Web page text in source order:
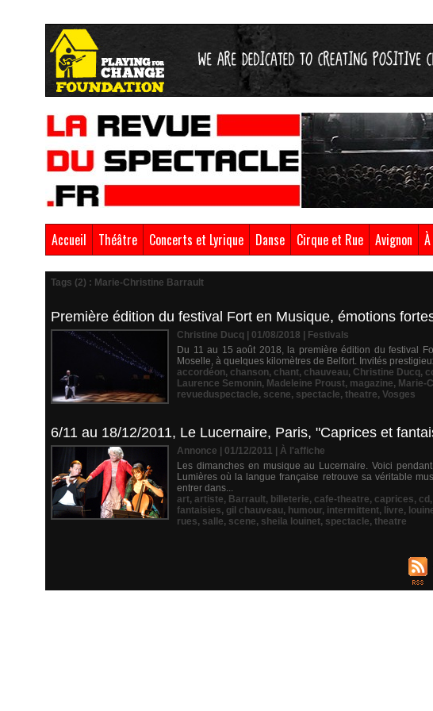
Accueil Théâtre Concerts et Lyrique Danse Cirque et Rue Avignon
Tags (2) : Marie-Christine Barrault
Première édition du festival Fort en Musique, émotions
Christine Ducq | 01/08/2018
Festivals
Du 11 au 15 août 2018, la première édition du festival
Moselle, à quelques kilomètres de Belfort. Invités
accordéon, chanson, chant, chauveau, Christine Ducq,
Laurence Semonin, Madeleine Proust, magazine, Marie-
revueduspectacle, scene, spectacle, theatre, Vosges
6/11 au 18/12/2011, Le Lucernaire, Paris, "Caprices et
Annonce | 01/12/2011
À l'affiche
Les dimanches en musique au Lucernaire. Voici
Lumières où la langue française retrouve sa véritable
entrer dans...
art, artiste, Barrault, billeterie, cafe-theatre, caprices, cd ,
fantaisies, gil chauveau, humour, intermittent, livre,
rues, salle, scene, sheila louinet, spectacle, theatre